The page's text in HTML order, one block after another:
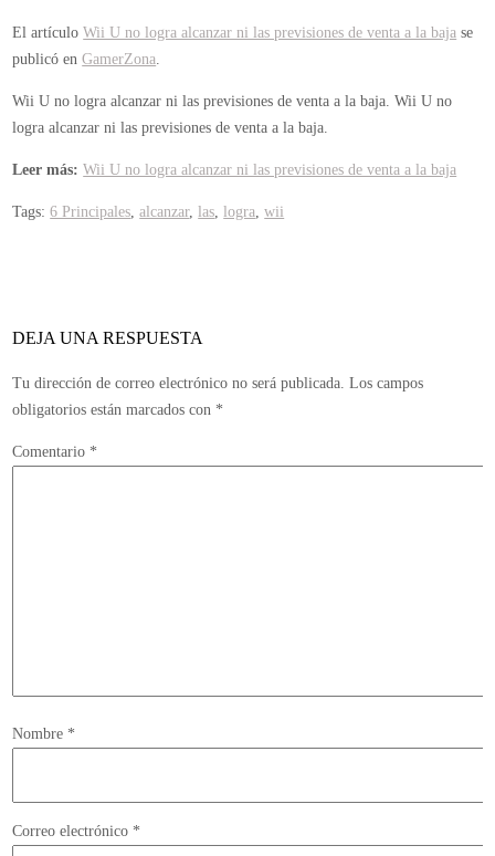
El artículoWii U no logra alcanzar ni las previsiones de venta a la baja se
publicó enGamerZona.
Wii U no logra alcanzar ni las previsiones de venta a la baja.Wii U no
logra alcanzar ni las previsiones de venta a la baja.
Leer más: Wii U no logra alcanzar ni las previsiones de venta a la baja
Tags:6 Principales,alcanzar,las,logra,wii
DEJA UNA RESPUESTA
Tu dirección de correo electrónico no será publicada. Los campos
obligatorios están marcados con *
Comentario *
Nombre *
Correo electrónico *